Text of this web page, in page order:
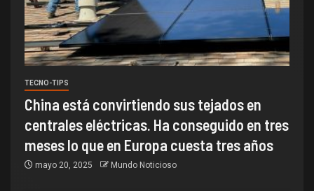
TECNO-TIPS
China está convirtiendo sus tejados en
centrales eléctricas. Ha conseguido en tres
meses lo que en Europa cuesta tres años
mayo 20, 2025 Mundo Noticioso